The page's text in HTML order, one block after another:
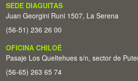
SEDE DIAGUITAS
Juan Georgini Runi 1507, La Serena
(56-51) 236 26 00
OFICINA CHILOÉ
Pasaje Los Queltehues s/n, sector de
(56-65) 263 65 74